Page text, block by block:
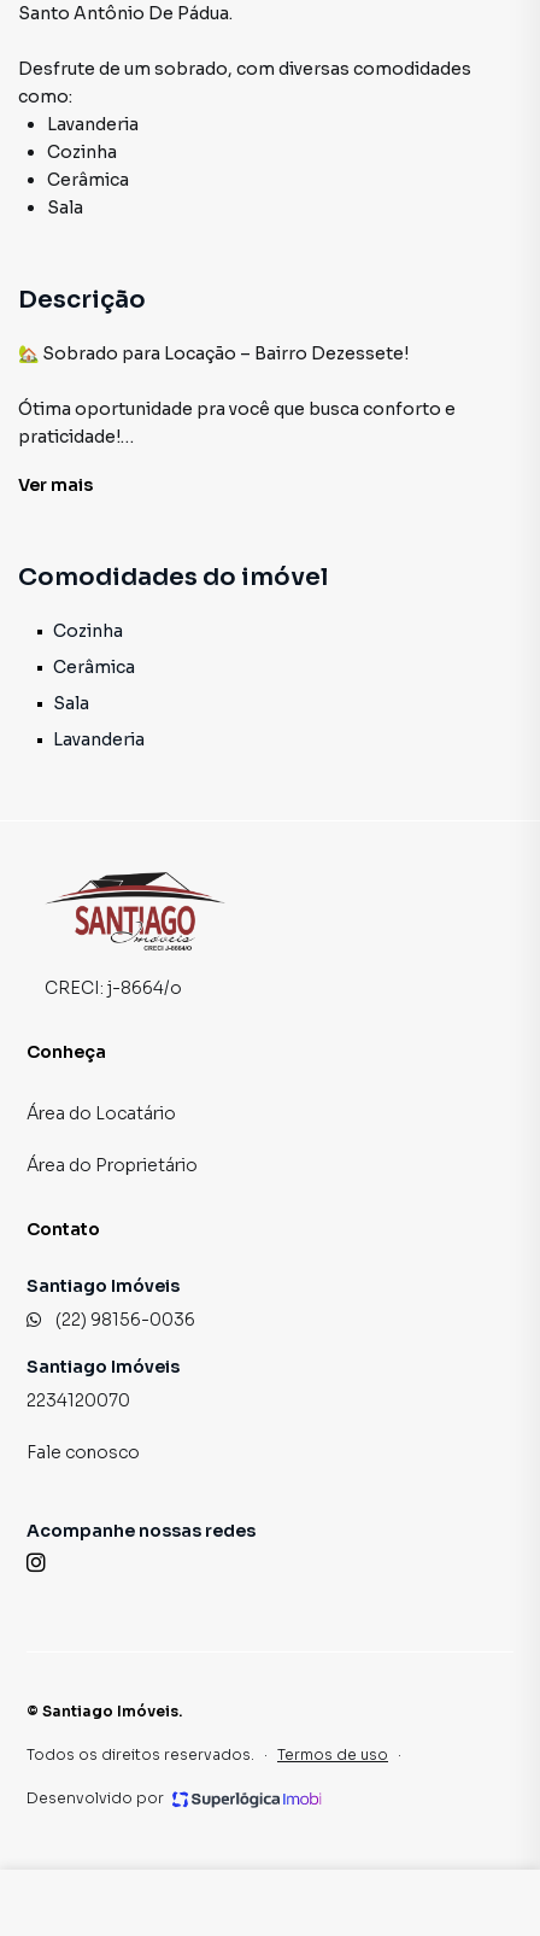
Santo Antônio De Pádua.
Desfrute de um sobrado, com diversas comodidades
como:
Lavanderia
Cozinha
Cerâmica
Sala
Descrição
🏡 Sobrado para Locação – Bairro Dezessete!
Ótima oportunidade pra você que busca conforto e
praticidade!
✨ O imóvel conta com:
• Cozinha funcional
• Área de serviço
• Garagem para moto
📍 Localizado no bairro Dezessete, em uma região
tranquila e de fácil acesso.
Ver mais
Comodidades do imóvel
Cozinha
Cerâmica
Sala
Lavanderia
CRECI: j-8664/o
Conheça
Área do Locatário
Área do Proprietário
Contato
Santiago Imóveis
(22) 98156-0036
Santiago Imóveis
2234120070
Fale conosco
Acompanhe nossas redes
© Santiago Imóveis.
Todos os direitos reservados. · Termos de uso ·
Desenvolvido por